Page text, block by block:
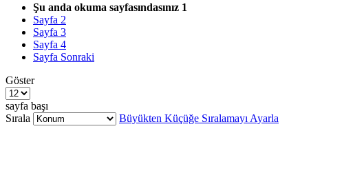
Şu anda okuma sayfasındasınız 1
Sayfa 2
Sayfa 3
Sayfa 4
Sayfa Sonraki
Göster
sayfa başı
Sırala
Büyükten Küçüğe Sıralamayı Ayarla